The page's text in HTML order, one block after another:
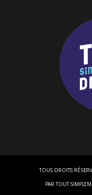
TOUS DROITS
PARTOUT